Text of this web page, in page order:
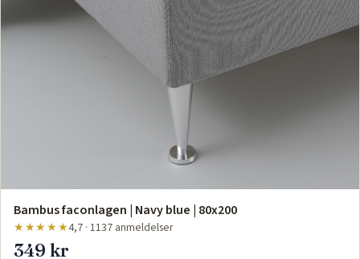
Bambus faconlagen | Navy blue | 80x200
★★★★★4,7 · 1137 anmeldelser
349 kr